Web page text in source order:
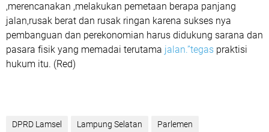
,merencanakan ,melakukan pemetaan berapa panjang
jalan,rusak berat dan rusak ringan karena sukses nya
pembanguan dan perekonomian harus didukung sarana dan
pasara fisik yang memadai terutama jalan.”tegas praktisi
hukum itu. (Red)
DPRD Lamsel Lampung Selatan Parlemen